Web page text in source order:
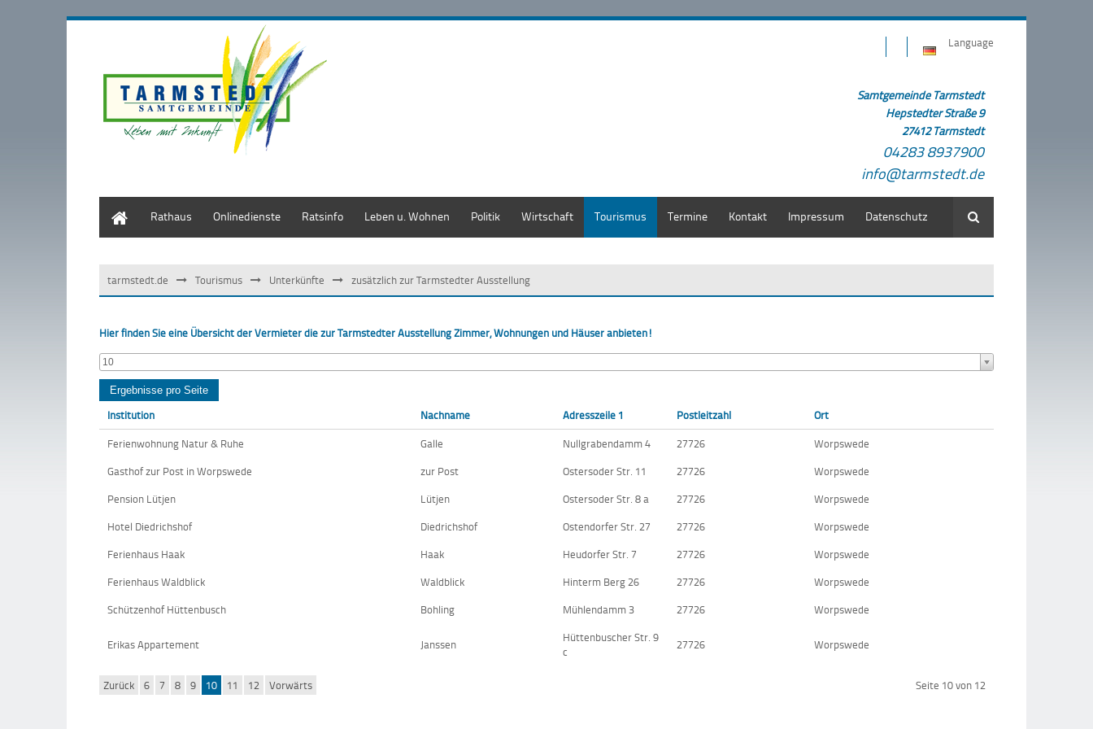
Language
Samtgemeinde Tarmstedt
Hepstedter Straße 9
27412 Tarmstedt
04283 8937900
info@tarmstedt.de
Rathaus Onlinedienste Ratsinfo Leben u. Wohnen Politik Wirtschaft Tourismus Termine Kontakt Impressum Datenschutz Suche
tarmstedt.de Tourismus Unterkünfte zusätzlich zur Tarmstedter Ausstellung
Hier finden Sie eine Übersicht der Vermieter die zur Tarmstedter Ausstellung Zimmer, Wohnungen und Häuser anbieten!
10
Institution Nachname Adresszeile 1 Postleitzahl
Ort
Ferienwohnung Natur & Ruhe
Galle Nullgrabendamm 4 27726
Worpswede
Gasthof zur Post in Worpswede
zur Post Ostersoder Str. 11 27726
Worpswede
Pension Lütjen
Lütjen Ostersoder Str. 8 a 27726
Worpswede
Hotel Diedrichshof
Diedrichshof Ostendorfer Str. 27 27726
Worpswede
Ferienhaus Haak
Haak Heudorfer Str. 7 27726
Worpswede
Ferienhaus Waldblick
Waldblick Hinterm Berg 26 27726
Worpswede
Schützenhof Hüttenbusch
Bohling Mühlendamm 3 27726 Worpswede
Erikas Appartement Janssen
Hüttenbuscher Str. 9
c
27726 Worpswede
Seite 10 von 12
Zurück 6 7 8 9 10 11 12 Vorwärts